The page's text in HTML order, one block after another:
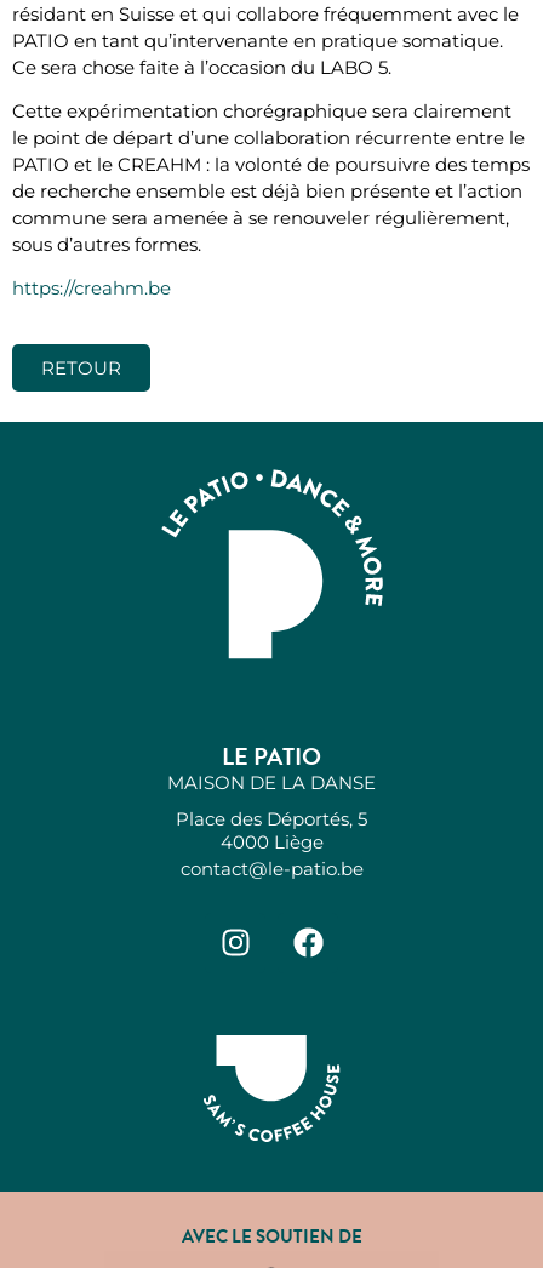
résidant en Suisse et qui collabore fréquemment avec le
PATIO en tant qu’intervenante en pratique somatique.
Ce sera chose faite à l’occasion du LABO 5.
Cette expérimentation chorégraphique sera clairement
le point de départ d’une collaboration récurrente entre le
PATIO et le CREAHM : la volonté de poursuivre des temps
de recherche ensemble est déjà bien présente et l’action
commune sera amenée à se renouveler régulièrement,
sous d’autres formes.
https://creahm.be
RETOUR
LE PATIO
MAISON DE LA DANSE
Place des Déportés, 5
4000 Liège
contact@le-patio.be
AVEC LE SOUTIEN DE